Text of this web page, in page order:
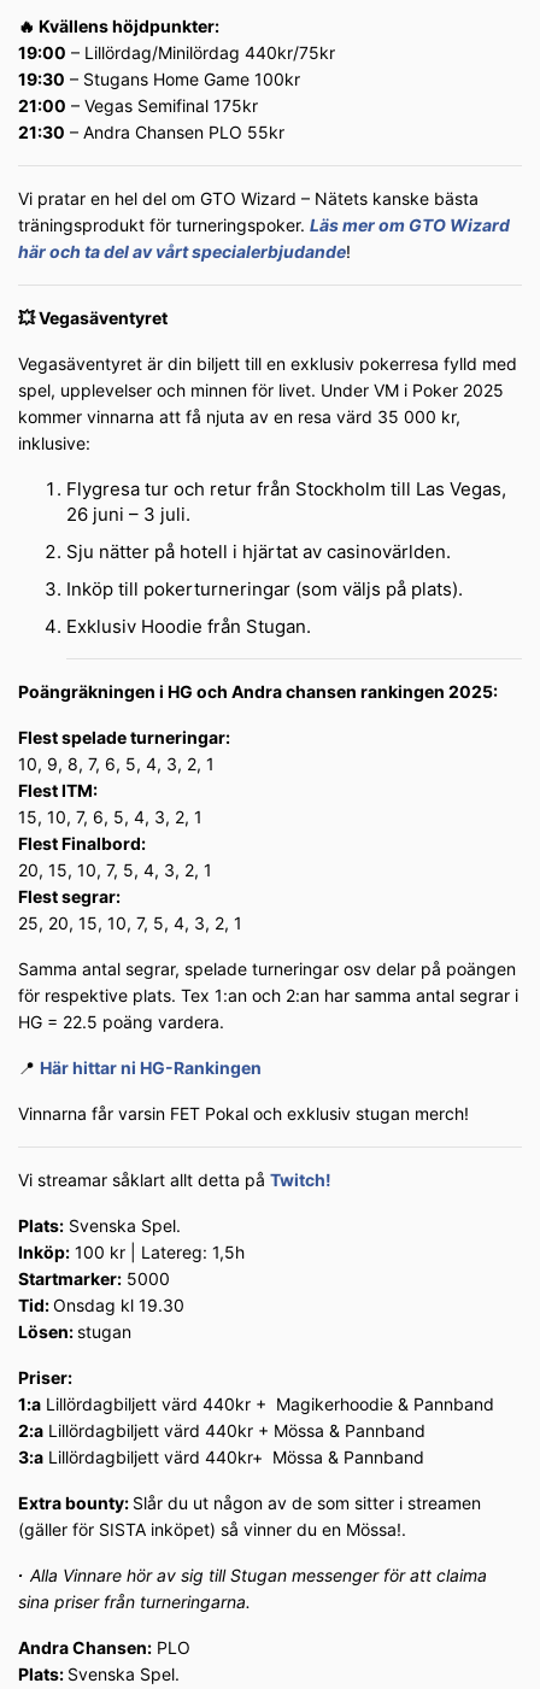
🔥 Kvällens höjdpunkter:
19:00 – Lillördag/Minilördag 440kr/75kr
19:30 – Stugans Home Game 100kr
21:00 – Vegas Semifinal 175kr
21:30 – Andra Chansen PLO 55kr
Vi pratar en hel del om GTO Wizard – Nätets kanske bästa
träningsprodukt för turneringspoker. Läs mer om GTO Wizard
här och ta del av vårt specialerbjudande!
💥 Vegasäventyret
Vegasäventyret är din biljett till en exklusiv pokerresa fylld med
spel, upplevelser och minnen för livet. Under VM i Poker 2025
kommer vinnarna att få njuta av en resa värd 35 000 kr,
inklusive:
Flygresa tur och retur från Stockholm till Las Vegas,
26 juni – 3 juli.
Sju nätter på hotell i hjärtat av casinovärlden.
Inköp till pokerturneringar (som väljs på plats).
Exklusiv Hoodie från Stugan.
Poängräkningen i HG och Andra chansen rankingen 2025:
Flest spelade turneringar:
10, 9, 8, 7, 6, 5, 4, 3, 2, 1
Flest ITM:
15, 10, 7, 6, 5, 4, 3, 2, 1
Flest Finalbord:
20, 15, 10, 7, 5, 4, 3, 2, 1
Flest segrar:
25, 20, 15, 10, 7, 5, 4, 3, 2, 1
Samma antal segrar, spelade turneringar osv delar på poängen
för respektive plats. Tex 1:an och 2:an har samma antal segrar i
HG = 22.5 poäng vardera.
📍 Här hittar ni HG-Rankingen
Vinnarna får varsin FET Pokal och exklusiv stugan merch!
Vi streamar såklart allt detta på Twitch!
Plats: Svenska Spel.
Inköp: 100 kr | Latereg: 1,5h
Startmarker: 5000
Tid:Onsdag kl 19.30
Lösen:stugan
Priser:
1:a Lillördagbiljett värd 440kr + Magikerhoodie & Pannband
2:a Lillördagbiljett värd 440kr + Mössa & Pannband
3:a Lillördagbiljett värd 440kr+ Mössa & Pannband
Extra bounty: Slår du ut någon av de som sitter i streamen
(gäller för SISTA inköpet) så vinner du en Mössa!.
∙ Alla Vinnare hör av sig till Stugan messenger för att claima
sina priser från turneringarna.
Andra Chansen: PLO
Plats: Svenska Spel.